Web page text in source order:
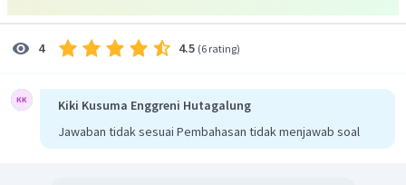
Menentukan volume larutan
4 4.5 (6 rating)
Kiki Kusuma Enggreni Hutagalung
Jawaban tidak sesuai Pembahasan tidak menjawab soal